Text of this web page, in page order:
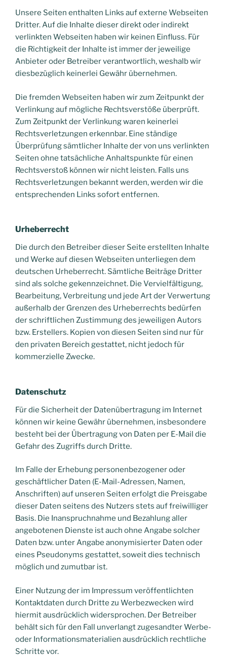
Unsere Seiten enthalten Links auf externe Webseiten
Dritter. Auf die Inhalte dieser direkt oder indirekt
verlinkten Webseiten haben wir keinen Einfluss. Für
die Richtigkeit der Inhalte ist immer der jeweilige
Anbieter oder Betreiber verantwortlich, weshalb wir
diesbezüglich keinerlei Gewähr übernehmen.
Die fremden Webseiten haben wir zum Zeitpunkt der
Verlinkung auf mögliche Rechtsverstöße überprüft.
Zum Zeitpunkt der Verlinkung waren keinerlei
Rechtsverletzungen erkennbar. Eine ständige
Überprüfung sämtlicher Inhalte der von uns verlinkten
Seiten ohne tatsächliche Anhaltspunkte für einen
Rechtsverstoß können wir nicht leisten. Falls uns
Rechtsverletzungen bekannt werden, werden wir die
entsprechenden Links sofort entfernen.
Urheberrecht
Die durch den Betreiber dieser Seite erstellten Inhalte
und Werke auf diesen Webseiten unterliegen dem
deutschen Urheberrecht. Sämtliche Beiträge Dritter
sind als solche gekennzeichnet. Die Vervielfältigung,
Bearbeitung, Verbreitung und jede Art der Verwertung
außerhalb der Grenzen des Urheberrechts bedürfen
der schriftlichen Zustimmung des jeweiligen Autors
bzw. Erstellers. Kopien von diesen Seiten sind nur für
den privaten Bereich gestattet, nicht jedoch für
kommerzielle Zwecke.
Datenschutz
Für die Sicherheit der Datenübertragung im Internet
können wir keine Gewähr übernehmen, insbesondere
besteht bei der Übertragung von Daten per E-Mail die
Gefahr des Zugriffs durch Dritte.
Im Falle der Erhebung personenbezogener oder
geschäftlicher Daten (E-Mail-Adressen, Namen,
Anschriften) auf unseren Seiten erfolgt die Preisgabe
dieser Daten seitens des Nutzers stets auf freiwilliger
Basis. Die Inanspruchnahme und Bezahlung aller
angebotenen Dienste ist auch ohne Angabe solcher
Daten bzw. unter Angabe anonymisierter Daten oder
eines Pseudonyms gestattet, soweit dies technisch
möglich und zumutbar ist.
Einer Nutzung der im Impressum veröffentlichten
Kontaktdaten durch Dritte zu Werbezwecken wird
hiermit ausdrücklich widersprochen. Der Betreiber
behält sich für den Fall unverlangt zugesandter Werbe-
oder Informationsmaterialien ausdrücklich rechtliche
Schritte vor.